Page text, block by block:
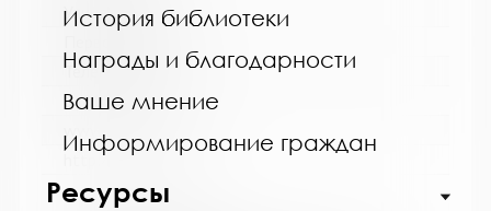
История библиотеки
Награды и благодарности
Ваше мнение
Информирование граждан
Ресурсы
Улица, дом:
Телефон:
8 (81533) 9-21-92
www:
http://cbskanda.ru